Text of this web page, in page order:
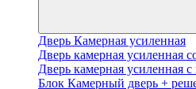
Дверь Камерная усиленная
Дверь камерная усиленная
Дверь камерная усиленная
Блок Камерный дверь +